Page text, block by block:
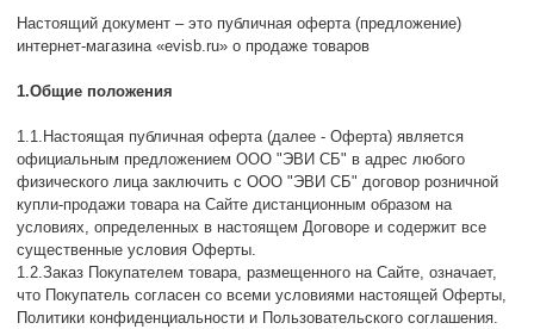
Настоящий документ – это публичная оферта (предложение)
интернет-магазина «evisb.ru» о продаже товаров
1.Общие положения
1.1.Настоящая публичная оферта (далее - Оферта) является
официальным предложением ООО "ЭВИ СБ" в адрес любого
физического лица заключить с ООО "ЭВИ СБ" договор розничной
купли-продажи товара на Сайте дистанционным образом на
условиях, определенных в настоящем Договоре и содержит все
существенные условия Оферты.
1.2.Заказ Покупателем товара, размещенного на Сайте, означает,
что Покупатель согласен со всеми условиями настоящей Оферты,
Политики конфиденциальности и Пользовательского соглашения.